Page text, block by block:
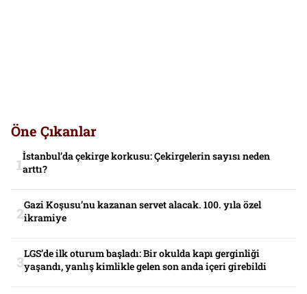
Öne Çıkanlar
İstanbul’da çekirge korkusu: Çekirgelerin sayısı neden
arttı?
Gazi Koşusu’nu kazanan servet alacak. 100. yıla özel
ikramiye
LGS’de ilk oturum başladı: Bir okulda kapı gerginliği
yaşandı, yanlış kimlikle gelen son anda içeri girebildi